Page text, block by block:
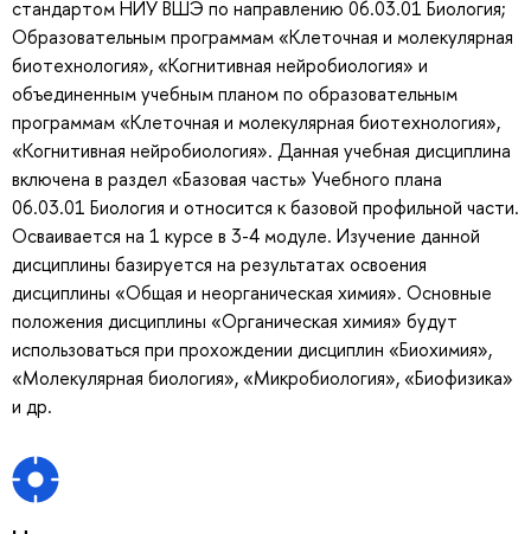
стандартом НИУ ВШЭ по направлению 06.03.01 Биология;
Образовательным программам «Клеточная и молекулярная
биотехнология», «Когнитивная нейробиология» и
объединенным учебным планом по образовательным
программам «Клеточная и молекулярная биотехнология»,
«Когнитивная нейробиология». Данная учебная дисциплина
включена в раздел «Базовая часть» Учебного плана
06.03.01 Биология и относится к базовой профильной части.
Осваивается на 1 курсе в 3-4 модуле. Изучение данной
дисциплины базируется на результатах освоения
дисциплины «Общая и неорганическая химия». Основные
положения дисциплины «Органическая химия» будут
использоваться при прохождении дисциплин «Биохимия»,
«Молекулярная биология», «Микробиология», «Биофизика»
и др.